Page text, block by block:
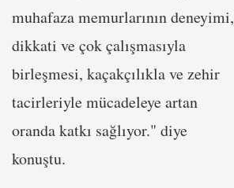
muhafaza memurlarının deneyimi,
dikkati ve çok çalışmasıyla
birleşmesi, kaçakçılıkla ve zehir
tacirleriyle mücadeleye artan
oranda katkı sağlıyor." diye
konuştu.